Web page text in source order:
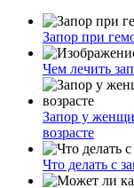
Запор при
Чем лечить
Запор у
возрасте
Что делать с